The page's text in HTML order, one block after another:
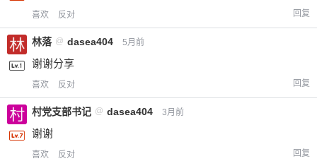
喜欢 反对 回复
林落 @ dasea404 5月前
谢谢分享
喜欢 反对 回复
村党支部书记 @ dasea404 3月前
谢谢
喜欢 反对 回复